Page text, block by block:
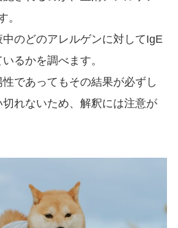
。
のどのアレルゲンに対してIgE
るかを調べます。
であってもその結果が必ずし
切れないため、解釈には注意が